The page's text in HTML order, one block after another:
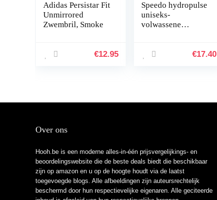
Adidas Persistar Fit
Unmirrored
Zwembril, Smoke
€12.95
Speedo hydropulse
uniseks-
volwassene
€17.40
Over ons
Hooh.be is een moderne alles-in-één prijsvergelijkings- en
beoordelingswebsite die de beste deals biedt die beschikbaar
zijn op amazon en u op de hoogte houdt via de laatst
toegevoegde blogs. Alle afbeeldingen zijn auteursrechtelijk
beschermd door hun respectievelijke eigenaren. Alle geciteerde